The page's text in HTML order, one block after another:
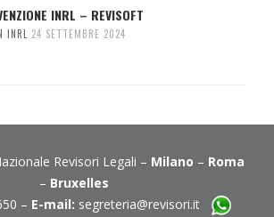
INRL – REVISOFT
INRL 24 SETTEMBRE 2024
Revisori Legali – Milano – Roma
– Bruxelles
– E-mail: segreteria@revisori.it